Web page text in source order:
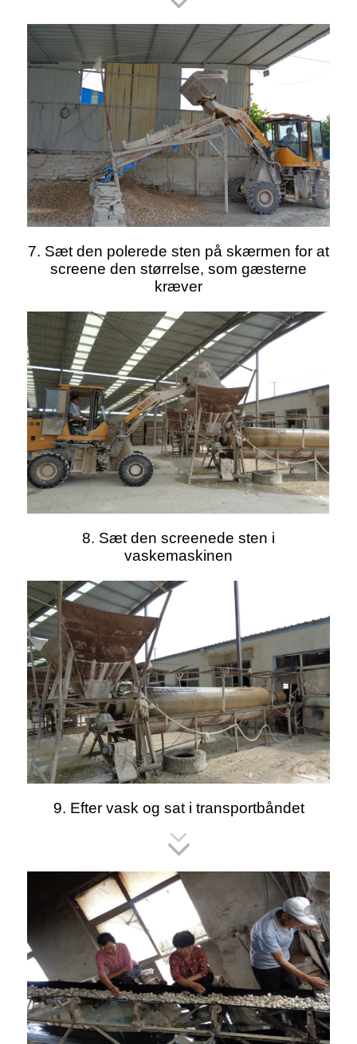
7. Sæt den polerede sten på skærmen for at
screene den størrelse, som gæsterne
kræver
8. Sæt den screenede sten i
vaskemaskinen
9. Efter vask og sat i transportbåndet